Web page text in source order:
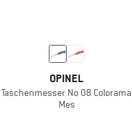
OPINEL
Taschenmesser No 08 Colorama
Mes